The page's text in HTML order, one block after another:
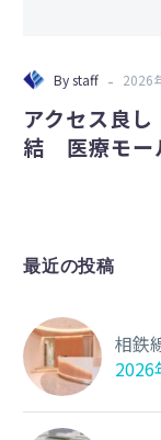
療
モ
Bystaff - 2026
アクセス良し
結 医療モー
最近の投稿
相鉄
2026